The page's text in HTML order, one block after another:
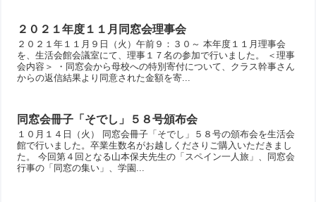
２０２１年度１１月同窓会理事会
２０２１年１１月９日（火）午前９：３０～ 本年度１１月理事会
を、生活会館会議室にて、理事１７名の参加で行いました。 ＜理事
会内容＞ ・同窓会から母校への特別寄付について、クラス幹事さん
からの返信結果より同意された金額を寄...
同窓会冊子「そでし」５８号頒布会
１０月１４日（火） 同窓会冊子「そでし」５８号の頒布会を生活会
館で行いました。卒業生数名がお越しくださりご購入いただきまし
た。 今回第４回となる山本保夫先生の「スペイン一人旅」、同窓会
行事の「同窓の集い」、学園...